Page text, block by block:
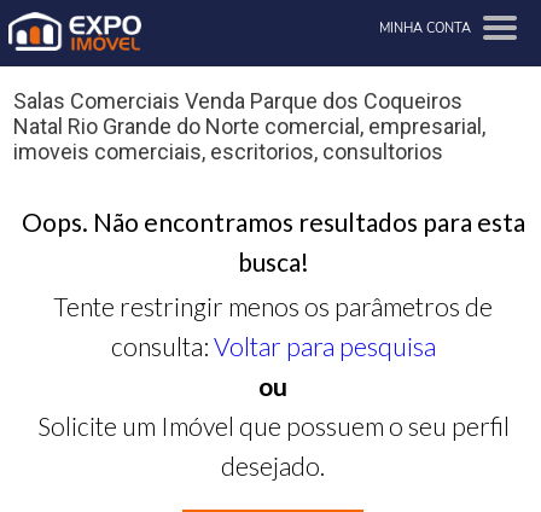
MINHA CONTA
Salas Comerciais Venda Parque dos Coqueiros
Natal Rio Grande do Norte comercial, empresarial,
imoveis comerciais, escritorios, consultorios
Oops. Não encontramos resultados para esta
busca!
Tente restringir menos os parâmetros de
consulta: Voltar para pesquisa
ou
Solicite um Imóvel que possuem o seu perfil
desejado.